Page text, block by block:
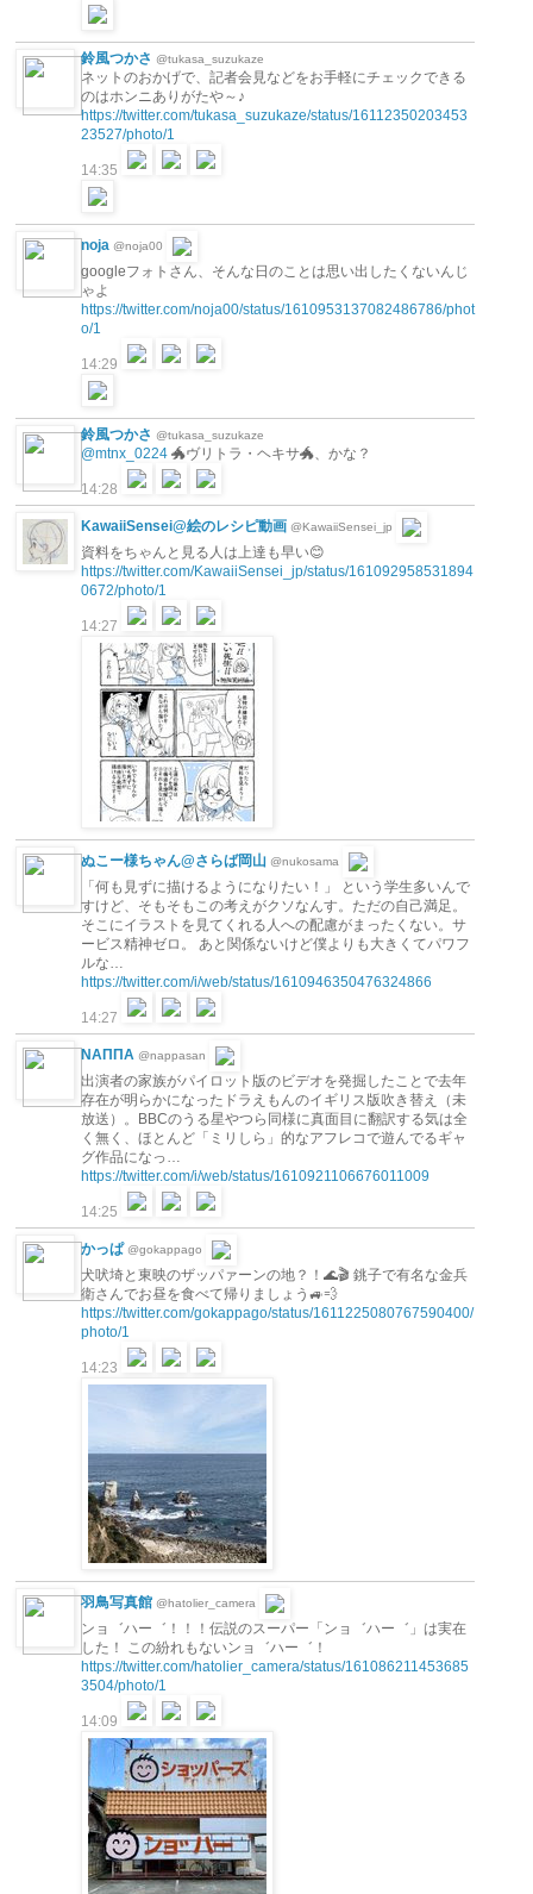
鈴風つかさ @tukasa_suzukaze
ネットのおかげで、記者会見などをお手軽にチェックできる
のはホンニありがたや～♪
https://twitter.com/tukasa_suzukaze/status/16112350203453
23527/photo/1
14:35
noja @noja00
googleフォトさん、そんな日のことは思い出したくないんじ
ゃよ
https://twitter.com/noja00/status/1610953137082486786/phot
o/1
14:29
鈴風つかさ @tukasa_suzukaze
@mtnx_0224 🐲ヴリトラ・ヘキサ🐲、かな？
14:28
KawaiiSensei@絵のレシピ動画 @KawaiiSensei_jp
資料をちゃんと見る人は上達も早い😊
https://twitter.com/KawaiiSensei_jp/status/161092958531894
0672/photo/1
14:27
ぬこー様ちゃん@さらば岡山 @nukosama
「何も見ずに描けるようになりたい！」 という学生多いんで
すけど、そもそもこの考えがクソなんす。ただの自己満足。
そこにイラストを見てくれる人への配慮がまったくない。サ
ービス精神ゼロ。 あと関係ないけど僕よりも大きくてパワフ
ルな…
https://twitter.com/i/web/status/1610946350476324866
14:27
ΝΑΠΠΑ @nappasan
出演者の家族がパイロット版のビデオを発掘したことで去年
存在が明らかになったドラえもんのイギリス版吹き替え（未
放送）。BBCのうる星やつら同様に真面目に翻訳する気は全
く無く、ほとんど「ミリしら」的なアフレコで遊んでるギャ
グ作品になっ…
https://twitter.com/i/web/status/1610921106676011009
14:25
かっぱ @gokappago
犬吠埼と東映のザッパァーンの地？！🌊🎬 銚子で有名な金兵
衛さんでお昼を食べて帰りましょう🚙💨
https://twitter.com/gokappago/status/1611225080767590400/
photo/1
14:23
羽鳥写真館 @hatolier_camera
ンョ゛ハー゛！！！伝説のスーパー「ンョ゛ハー゛」は実在
した！ この紛れもないンョ゛ハー゛！
https://twitter.com/hatolier_camera/status/161086211453685
3504/photo/1
14:09